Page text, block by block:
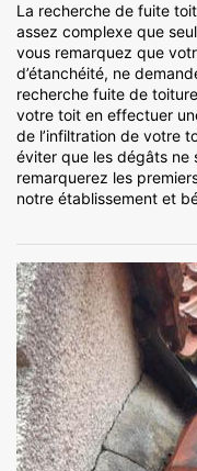
La recherche de fuite
assez complexe que
vous remarquez que
d’étanchéité, ne
recherche fuite de
votre toit en effectuer
de l’infiltration de votre
éviter que les dégâts ne
remarquerez les
notre établissement et